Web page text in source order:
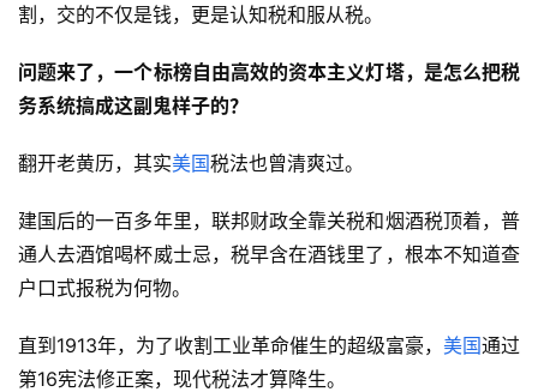
割，交的不仅是钱，更是认知税和服从税。
问题来了，一个标榜自由高效的资本主义灯塔，是怎么把税
务系统搞成这副鬼样子的？
翻开老黄历，其实美国税法也曾清爽过。
建国后的一百多年里，联邦财政全靠关税和烟酒税顶着，普
通人去酒馆喝杯威士忌，税早含在酒钱里了，根本不知道查
户口式报税为何物。
直到1913年，为了收割工业革命催生的超级富豪， 美国通过
第16宪法修正案，现代税法才算降生。